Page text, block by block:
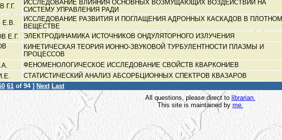
Г.Г.
ИССЛЕДОВАНИЕ ВЛИЯНИЯ ОСНОВНЫХ ВОЗМУЩАЮЩИХ ВОЗДЕЙСТВИЙ НА
СИСТЕМУ УПРАВЛЕНИЯ РАДИ
Е.В.
ИССЛЕДОВАНИЕ РАЗВИТИЯ И ПОГЛАЩЕНИЯ АДРОННЫХ КАСКАДОВ В ПЛОТНОМ
ВЕЩЕСТВЕ
Е.Г. ЭЛЕКТРОДИНАМИКА ИСТОЧНИКОВ ОНДУЛЯТОРНОГО ИЗЛУЧЕНИЯ
КИНЕТИЧЕСКАЯ ТЕОРИЯ ИОННО-ЗВУКОВОЙ ТУРБУЛЕНТНОСТИ ПЛАЗМЫ И
ПРОЦЕССОВ
ФЕНОМЕНОЛОГИЧЕСКОЕ ИССЛЕДОВАНИЕ СВОЙСТВ КВАРКОНИЕВ
СТАТИСТИЧЕСКИЙ АНАЛИЗ АБСОРБЦИОННЫХ СПЕКТРОВ КВАЗАРОВ
61 of 94 ] Next Last
All questions, please direct to librarian.
This site is maintained by me.